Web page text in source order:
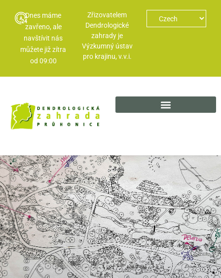
Dnes máme
zavřeno, ale
navštívit nás
můžete již zítra
od 09:00
Zřizovatelem
Dendrologické
zahrady je
Výzkumný ústav
pro krajinu, v.v.i.